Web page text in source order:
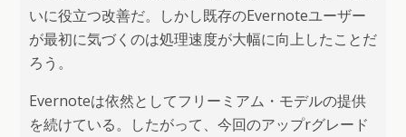
いに役立つ改善だ。しかし既存のEvernoteユーザー
が最初に気づくのは処理速度が大幅に向上したことだ
ろう。
Evernoteは依然としてフリーミアム・モデルの提供
を続けている。したがって、今回のアップrグレード